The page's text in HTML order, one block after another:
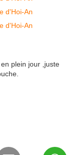
plein jour ,juste